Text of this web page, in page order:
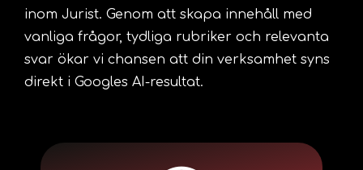
inom Jurist. Genom att skapa innehåll med
vanliga frågor, tydliga rubriker och relevanta
svar ökar vi chansen att din verksamhet syns
direkt i Googles AI-resultat.